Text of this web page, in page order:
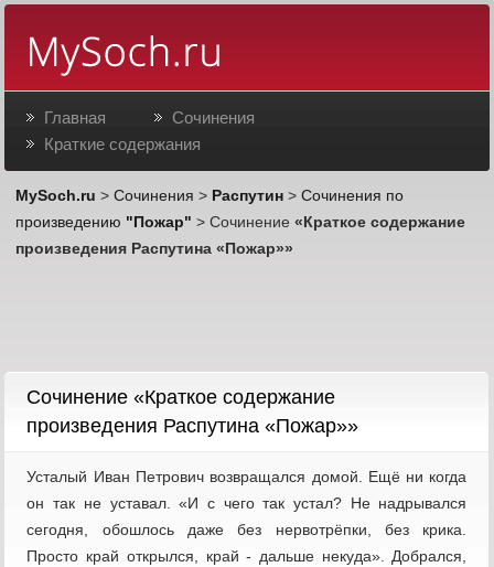
Главная
Сочинения
Краткие содержания
MySoch.ru >Сочинения > Распутин >Сочинения по
произведению "Пожар" > Сочинение«Краткое содержание
произведения Распутина «Пожар»»
Cочинение «Краткое содержание
произведения Распутина «Пожар»»
Усталый Иван Петрович возвращался домой. Ещё ни когда
он так не уставал. «И с чего так устал? Не надрывался
сегодня, обошлось даже без нервотрёпки, без крика.
Просто край открылся, край - дальше некуда». Добрался,